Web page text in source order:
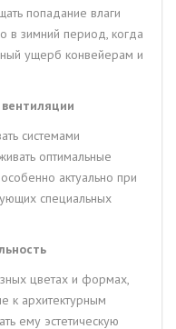
попадание влаги
в зимний период, когда
ущерб конвейерам и
системами
оптимальные
актуально при
специальных
цветах и формах,
к архитектурным
ему эстетическую